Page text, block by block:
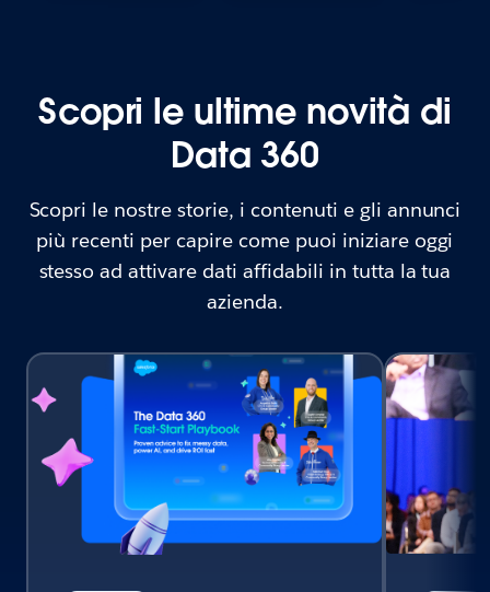
Scopri le ultime novità di
Data 360
Scopri le nostre storie, i contenuti e gli annunci
più recenti per capire come puoi iniziare oggi
stesso ad attivare dati affidabili in tutta la tua
azienda.